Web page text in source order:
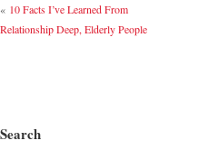
« 10 Facts I’ve Learned From
Relationship Deep, Elderly People
Search